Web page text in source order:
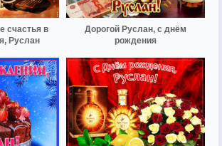
счастья в
Руслан
Дорогой Руслан, с днём
рождения